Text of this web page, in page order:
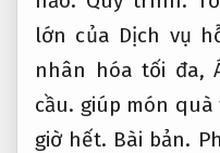
lớn của Dịch vụ
nhân hóa tối đa,
cầu. giúp món
giờ hết. Bài bản.